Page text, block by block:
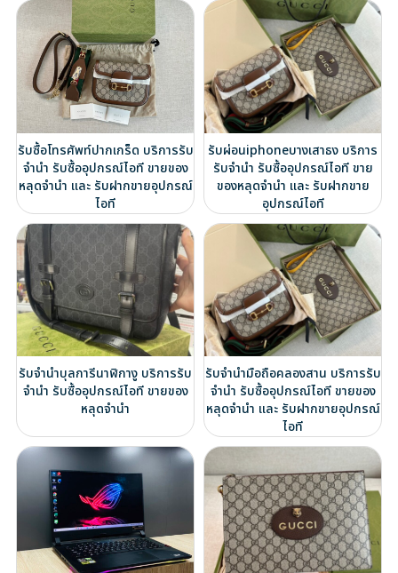
รับซื้อโทรศัพท์ปากเกร็ด บริการรับ
จำนำ รับซื้ออุปกรณ์ไอที ขายของ
หลุดจำนำ และ รับฝากขายอุปกรณ์
ไอที
รับผ่อนiphoneบางเสาธง บริการ
รับจำนำ รับซื้ออุปกรณ์ไอที ขาย
ของหลุดจำนำ และ รับฝากขาย
อุปกรณ์ไอที
รับจำนำบุลการีนาฬิกางู บริการรับ
จำนำ รับซื้ออุปกรณ์ไอที ขายของ
หลุดจำนำ
รับจำนำมือถือคลองสาน บริการรับ
จำนำ รับซื้ออุปกรณ์ไอที ขายของ
หลุดจำนำ และ รับฝากขายอุปกรณ์
ไอที